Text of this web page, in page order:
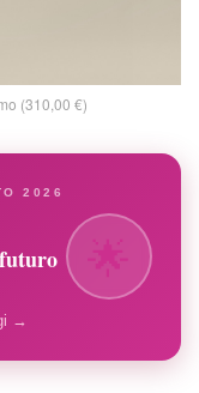
(310,00 €)
2026
→